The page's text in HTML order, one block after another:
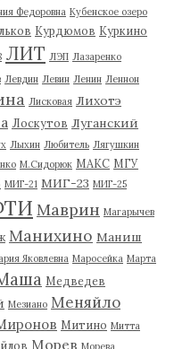
Федоровна Кубенское озеро
Курдюмов Куркино
ЛИТ ЛЭП Лазаренко
Левдин Левин Ленин Леннон
Лисковая Лихотэ
Лоскутов Луганский
Лыхин Любитель Лягушкин
М.Сидорюк МАКС МГУ
МИГ-21 МИГ-23 МИГ-25
Маврин Магарычев
Манихино Маниш
Яковлевна Маросейка Марта
Медведев
Мезиано Меняйло
Митино Митта
Морев Морева